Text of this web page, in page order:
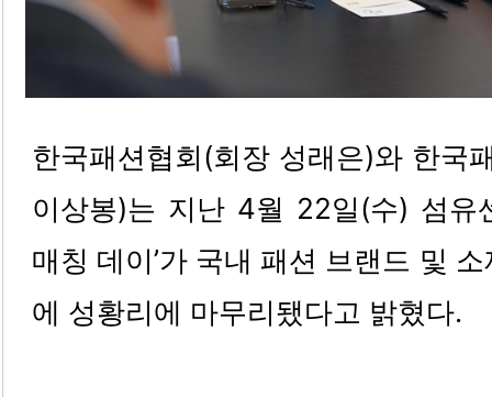
한국패션협회(회장 성래은)와 한국
이상봉)는 지난 4월 22일(수) 섬유
매칭 데이’가 국내 패션 브랜드 및
에 성황리에 마무리됐다고 밝혔다.